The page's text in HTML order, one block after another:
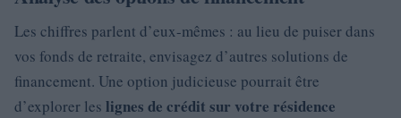
Les chiffres parlent d’eux-mêmes : au lieu de puiser dans
vos fonds de retraite, envisagez d’autres solutions de
financement. Une option judicieuse pourrait être
d’explorer les lignes de crédit sur votre résidence